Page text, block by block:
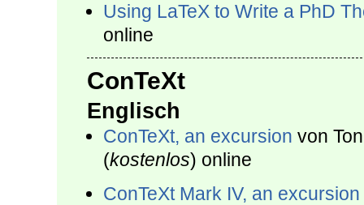
Using LaTeX to Write a PhD
online
ConTeXt
Englisch
ConTeXt, an excursion von
(kostenlos) online
ConTeXt Mark IV, an excursion